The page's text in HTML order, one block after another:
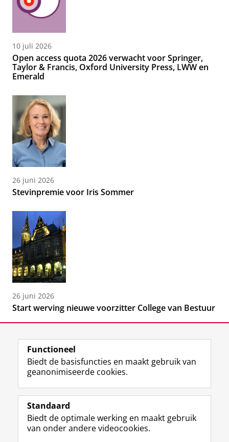
10 juli 2026
Open access quota 2026 verwacht voor Springer,
Taylor & Francis, Oxford University Press, LWW en
Emerald
26 juni 2026
Stevinpremie voor Iris Sommer
26 juni 2026
Start werving nieuwe voorzitter College van Bestuur
Volg de RUG
F
a
e
b
L
i
k
e
R
S
-
f
I
n
t
Y
o
T
Studiekiezers
Functioneel
Biedt de basisfuncties en maakt gebruik van
geanonimiseerde cookies.
Standaard
Biedt de optimale werking en maakt gebruik
van onder andere videocookies.